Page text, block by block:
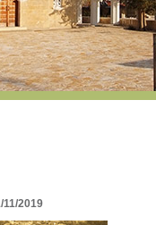
11/2019